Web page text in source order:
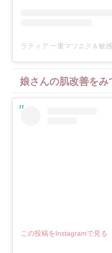
娘さんの肌改善を
この投稿をInstagramで見る